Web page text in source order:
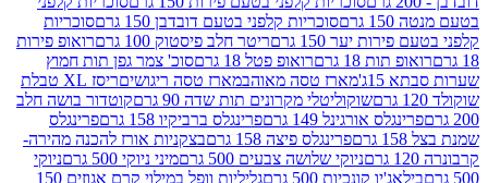
סוכריות קלפני בטעם דובדבן 150 גרם
סוכריות
יער 150 גרם
ריטר חלב פיסטוק 100 גרם
רואופ פירות
תות 18 גרם
רואופ פטל 18 גרם
סוכ' צמר גפן תות חמוץ
מארז טסה מאוהב מארז טסה ריגושים
ריסז XL טבלת
שוקוליטלי מקרונים תות שדה 90 גרם
קוטדור בושה חלב
אורגינל 149 גרם
פרינגלס ברביקיו 158 גרם
פרינגלס
פרינגלס פיצה 158 גרם
בצקניות אורז להכנה מהירה-
ניוקי שלושה צבעים 500 גרם
מיני ניוקי 500 גרם
ניוקי
קונכיות 500 גרם
גליליות וופל במילוי קרם אגוזים 150